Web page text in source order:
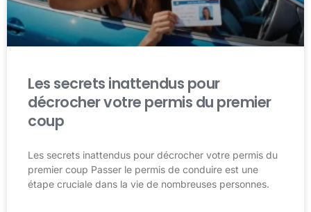
Les secrets inattendus pour
décrocher votre permis du premier
coup
Les secrets inattendus pour décrocher votre permis du
premier coup Passer le permis de conduire est une
étape cruciale dans la vie de nombreuses personnes.